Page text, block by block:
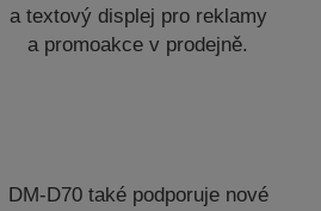
a textový displej pro reklamy
a promoakce v prodejně.
DM-D70 také podporuje nové